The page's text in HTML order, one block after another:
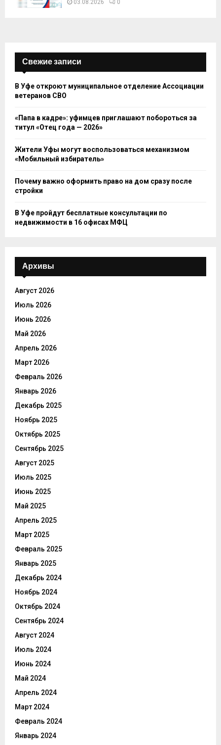
03.08.2026 0
Свежие записи
В Уфе откроют муниципальное отделение Ассоциации
ветеранов СВО
«Папа в кадре»: уфимцев приглашают побороться за
титул «Отец года — 2026»
Жители Уфы могут воспользоваться механизмом
«Мобильный избиратель»
Почему важно оформить право на дом сразу после
стройки
В Уфе пройдут бесплатные консультации по
недвижимости в 16 офисах МФЦ
Архивы
Август 2026
Июль 2026
Июнь 2026
Май 2026
Апрель 2026
Март 2026
Февраль 2026
Январь 2026
Декабрь 2025
Ноябрь 2025
Октябрь 2025
Сентябрь 2025
Август 2025
Июль 2025
Июнь 2025
Май 2025
Апрель 2025
Март 2025
Февраль 2025
Январь 2025
Декабрь 2024
Ноябрь 2024
Октябрь 2024
Сентябрь 2024
Август 2024
Июль 2024
Июнь 2024
Май 2024
Апрель 2024
Март 2024
Февраль 2024
Январь 2024